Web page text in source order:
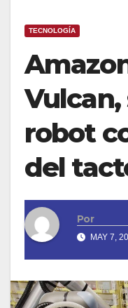
TECNOLOGÍA
robot
del
Por
MAY 7,